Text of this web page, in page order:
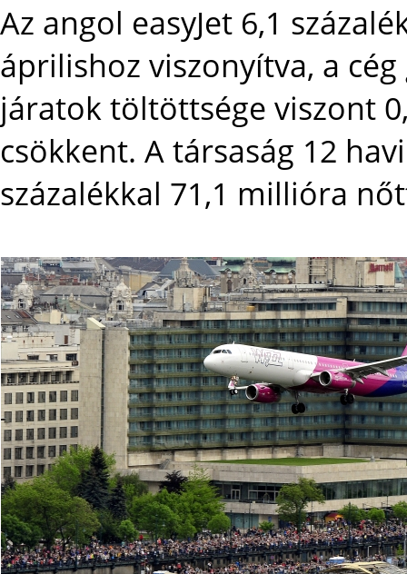
Az angol easyJet 6,1
áprilishoz viszonyítva, a
járatok töltöttsége viszont
csökkent. A társaság 12
százalékkal 71,1 millióra